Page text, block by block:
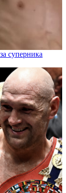
суперника